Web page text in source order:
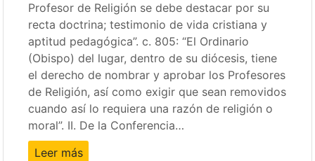
Profesor de Religión se debe destacar por su
recta doctrina; testimonio de vida cristiana y
aptitud pedagógica”. c. 805: “El Ordinario
(Obispo) del lugar, dentro de su diócesis, tiene
el derecho de nombrar y aprobar los Profesores
de Religión, así como exigir que sean removidos
cuando así lo requiera una razón de religión o
moral”. II. De la Conferencia…
Leer más